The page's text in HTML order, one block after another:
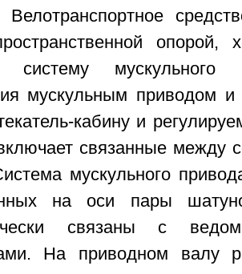
Велотранспортное
систему мускульного
мускульным приводом и
кабину и
связанные между
мускульного
на оси пары
связаны с
На приводном валу